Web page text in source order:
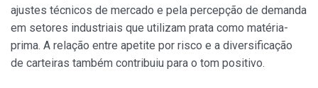
ajustes técnicos de mercado e pela percepção de demanda
em setores industriais que utilizam prata como matéria-
prima. A relação entre apetite por risco e a diversificação
de carteiras também contribuiu para o tom positivo.